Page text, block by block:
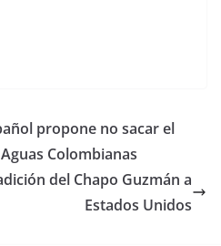
propone no sacar el
Colombianas
del Chapo Guzmán a
Estados Unidos